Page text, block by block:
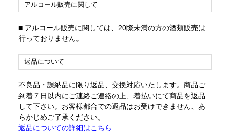
アルコール販売に関して
■ アルコール販売に関しては、20際未満の方の酒類販売は
行っておりません。
返品について
不良品・誤納品に限り返品、交換対応いたします。商品ご
到着７日以内にご連絡ご連絡の上、着払いにて商品を返品
して下さい。お客様都合での返品はお受けできません、あ
らかじめご了承ください。
返品についての詳細はこちら